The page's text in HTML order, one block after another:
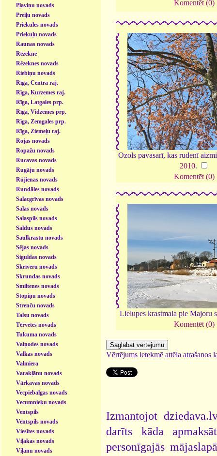
Pļaviņu novads
Preiļu novads
Priekules novads
Priekuļu novads
Raunas novads
Rēzekne
Rēzeknes novads
Riebiņu novads
Rīga, Centra raj.
Rīga, Kurzemes raj.
Rīga, Latgales prp.
Rīga, Vidzemes prp.
Rīga, Zemgales prp.
Rīga, Ziemeļu raj.
Rojas novads
Ropažu novads
Rucavas novads
Rugāju novads
Rūjienas novads
Rundāles novads
Salacgrīvas novads
Salas novads
Salaspils novads
Saldus novads
Saulkrastu novads
Sējas novads
Siguldas novads
Skrīveru novads
Skrundas novads
Smiltenes novads
Stopiņu novads
Strenču novads
Talsu novads
Tērvetes novads
Tukuma novads
Vaiņodes novads
Valkas novads
Valmiera
Varakļānu novads
Vārkavas novads
Vecpiebalgas novads
Vecumnieku novads
Ventspils
Ventspils novads
Viesītes novads
Viļakas novads
Viļānu novads
Komentēt (0)
Ozols pavasarī, kas rudenī
2010.
Komentēt (0)
Lielupes krastmala pie Majoru
Komentēt (0)
Vērtējums ietekmē attēla atrašanos
Izmantojot
darīts kāda
personīgajās